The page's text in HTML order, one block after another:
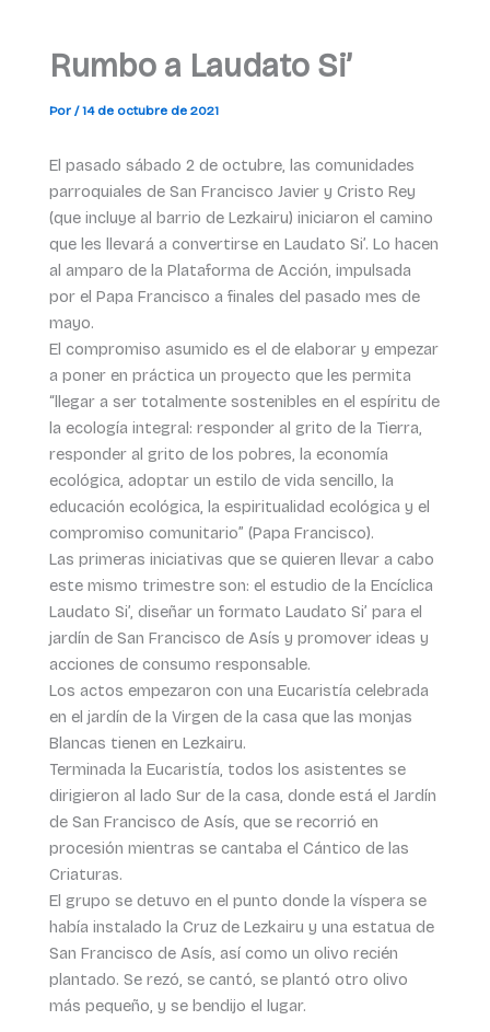
Rumbo a Laudato Si’
Por /14 de octubre de 2021
El pasado sábado 2 de octubre, las comunidades
parroquiales de San Francisco Javier y Cristo Rey
(que incluye al barrio de Lezkairu) iniciaron el camino
que les llevará a convertirse en Laudato Si’. Lo hacen
al amparo de la Plataforma de Acción, impulsada
por el Papa Francisco a finales del pasado mes de
mayo.
El compromiso asumido es el de elaborar y empezar
a poner en práctica un proyecto que les permita
“llegar a ser totalmente sostenibles en el espíritu de
la ecología integral: responder al grito de la Tierra,
responder al grito de los pobres, la economía
ecológica, adoptar un estilo de vida sencillo, la
educación ecológica, la espiritualidad ecológica y el
compromiso comunitario” (Papa Francisco).
Las primeras iniciativas que se quieren llevar a cabo
este mismo trimestre son: el estudio de la Encíclica
Laudato Si’, diseñar un formato Laudato Si’ para el
jardín de San Francisco de Asís y promover ideas y
acciones de consumo responsable.
Los actos empezaron con una Eucaristía celebrada
en el jardín de la Virgen de la casa que las monjas
Blancas tienen en Lezkairu.
Terminada la Eucaristía, todos los asistentes se
dirigieron al lado Sur de la casa, donde está el Jardín
de San Francisco de Asís, que se recorrió en
procesión mientras se cantaba el Cántico de las
Criaturas.
El grupo se detuvo en el punto donde la víspera se
había instalado la Cruz de Lezkairu y una estatua de
San Francisco de Asís, así como un olivo recién
plantado. Se rezó, se cantó, se plantó otro olivo
más pequeño, y se bendijo el lugar.